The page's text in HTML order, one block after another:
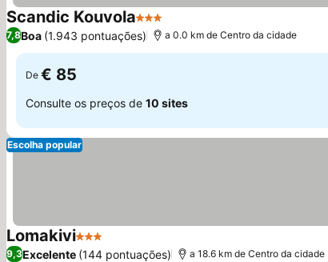
Scandic Kouvola3 Estrelas
7,8Boa (1.943 pontuações) a 0.0 km de Centro da cidade
De € 85
Consulte os preços de 10 sites
Escolha popular
Lomakivi3 Estrelas
9,3Excelente (144 pontuações) a 18.6 km de Centro da cidade